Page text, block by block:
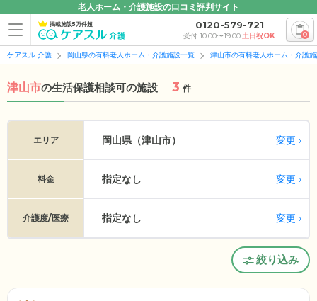
老人ホーム・介護施設の口コミ評判サイト
掲載施設5万件超 0120-579-721
受付 10:00〜19:00土日祝OK 0
ケアスル 介護 岡山県の有料老人ホーム・介護施設一覧 津山市の有料老人ホーム・介護
津山市の生活保護相談可の施設 3 件
エリア 岡山県（津山市） 変更
料金 指定なし 変更
介護度/医療 指定なし 変更
絞り込み